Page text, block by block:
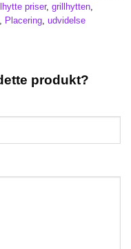
priser, grillhytten
Placering udvidelse
produkt?